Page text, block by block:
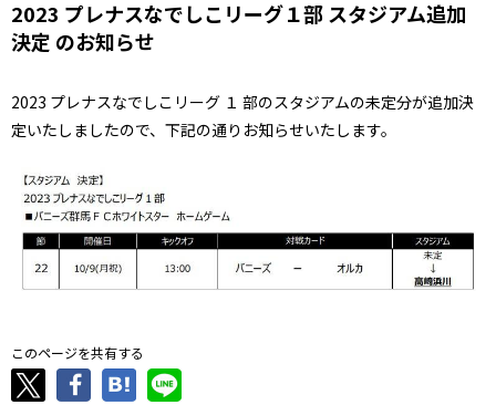
2023 プレナスなでしこリーグ１部 スタジアム追加
決定 のお知らせ
2023 プレナスなでしこリーグ １ 部のスタジアムの未定分が追加決
定いたしましたので、下記の通りお知らせいたします。
このページを共有する